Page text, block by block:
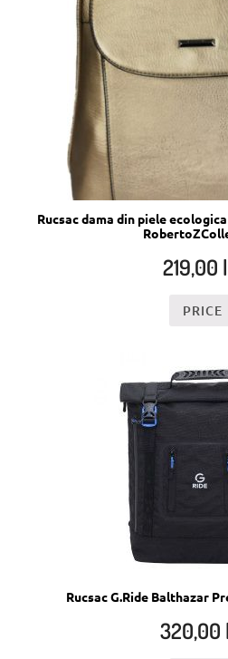
Rucsac dama din piele
219,00
PRICE
Rucsac G.Ride Balthazar
320,00